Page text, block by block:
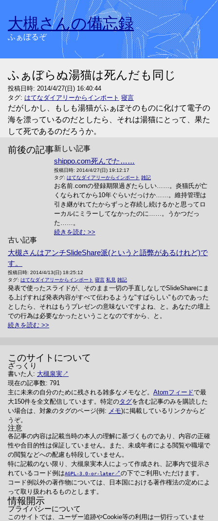
大槻さんの備忘録
ふぁぼるぞ
ふぁぼらぬ湯猫は死んだも同じ
投稿日時: 2014/4/27(日) 16:40:44
タグ: はてなダイアリーからインポート 寝言
だがしかし、もしも湯猫がふぁぼそのものに化けて電子の
海を漂っているのだとしたら、それは湯猫にとって、果た
して死であるのだろうか。
前後の記事新しい記事
shippo.com死んでた……
投稿日時: 2014/4/27(日) 19:12:17
タグ: はてなダイアリーからインポート 雑記
お名前.comの登録期限過ぎたらしい……。炎猫氏が亡
くなられてから10年ぐらいだっけか……。維持管理は
引き継がれてたからずっと存続し続けるかと思ってロ
ーカルにミラーしてなかったのに……。うかつだっ
た……。
続きを読む
古い記事
大槻さんはアンチSlideShare派(というと語弊があるけれど)で
す。
投稿日時: 2014/4/13(日) 18:25:12
タグ: はてなダイアリーからインポート 寝言 私見 雑記
発表で使ったスライドが、そのまま一切の手直しなしでSlideShareにま
る上げすれば発表内容がすべて伝わるような"すばらしい"ものであった
としたら、それはもうプレゼンの意味ないですよね、と。あなたの壇上
での行為は必要なかったということなのですから、と。
続きを読む
このサイトについて
ざっくり
書いた人: 大槻泉実
現在の記事数: 791
主に未来の自分のために残される雑多なメモなど。 Atomフィードで最
大150件を全文配信しています。特定のタグを含む記事のみを購読した
い場合は、対象のタグのページ(例: メモ)に掲載しているリンクからど
うぞ。
注意
各記事の内容は記載当時の本人の理解に基づくものであり、内容の正確
性や合目的性は保証していません。また、未成年者による閲覧や職場で
の閲覧などへの配慮も特段していません。
特に記載のない限り、大槻泉実本人によって作成され、記事内で提示さ
れているコード例はAGPL-3.0-or-later
の下でご利用いただけます。
コード例以外の著作物については、日本国における著作権法の定めによ
って取り扱われるものとします。
情報開示
プライバシーについて
このサイトでは、ユーザー追跡やCookie等の利用は一切行っていませ